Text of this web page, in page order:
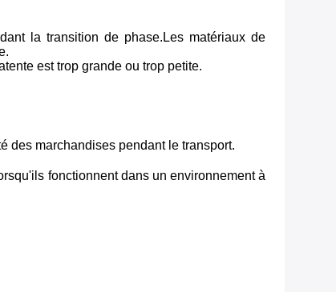
la transition de phase.Les matériaux de
est trop grande ou trop petite.
des marchandises pendant le transport.
fonctionnent dans un environnement à